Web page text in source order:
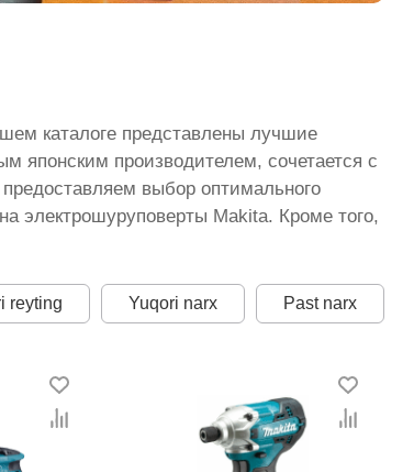
каталоге представлены лучшие
японским производителем, сочетается с
выбор оптимального
электрошуруповерты Makita. Кроме того,
reyting Yuqori narx Past narx